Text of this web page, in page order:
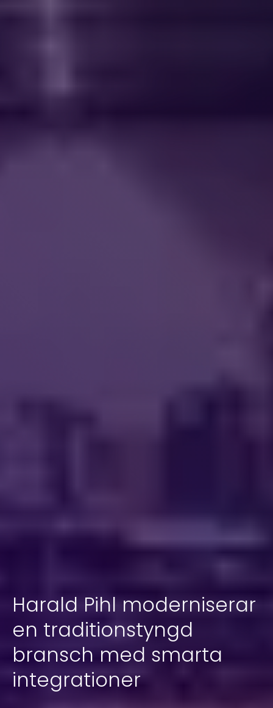
Harald Pihl moderniserar
en traditionstyngd
bransch med smarta
integrationer